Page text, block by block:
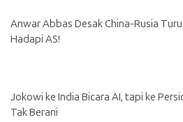
Anwar Abbas Desak China-Rusia
Hadapi AS!
Jokowi ke India Bicara AI, tapi ke
Tak Berani